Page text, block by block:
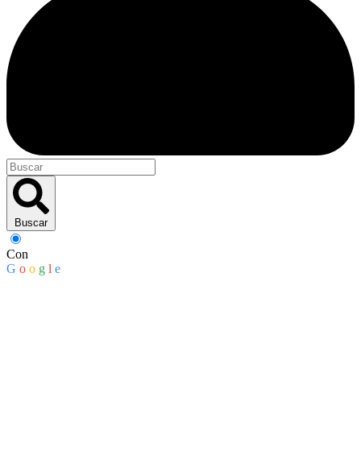
Buscar
Con
G o o g l e